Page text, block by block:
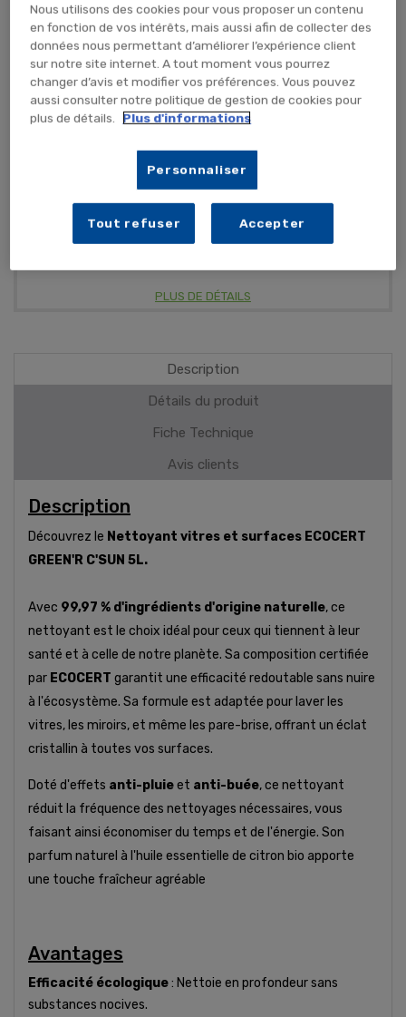
TEMPORAIREMENT EN RUPTURE
ME PRÉVENIR
Effet anti-pluie et anti-buée
Vitres et surfaces
Test produit Nettoyant C'SUN
PLUS DE DÉTAILS
Description
Détails du produit
Fiche Technique
Avis clients
Description
Découvrez le Nettoyant vitres et surfaces ECOCERT
GREEN'R C'SUN 5L.
Avec 99,97 % d'ingrédients d'origine naturelle, ce
nettoyant est le choix idéal pour ceux qui tiennent à leur
santé et à celle de notre planète. Sa composition certifiée
par ECOCERT garantit une efficacité redoutable sans nuire
à l'écosystème. Sa formule est adaptée pour laver les
vitres, les miroirs, et même les pare-brise, offrant un éclat
cristallin à toutes vos surfaces.
Doté d'effets anti-pluieet anti-buée, ce nettoyant
réduit la fréquence des nettoyages nécessaires, vous
faisant ainsi économiser du temps et de l'énergie. Son
parfum naturel à l'huile essentielle de citron bio apporte
une touche fraîcheur agréable
Avantages
Efficacité écologique: Nettoie en profondeur sans
substances nocives.
Nous utilisons des cookies pour vous proposer un contenu
en fonction de vos intérêts, mais aussi afin de collecter des
données nous permettant d’améliorer l’expérience client
sur notre site internet. A tout moment vous pourrez
changer d’avis et modifier vos préférences. Vous pouvez
aussi consulter notre politique de gestion de cookies pour
plus de détails.
Plus d'informations
Personnaliser
Tout refuser Accepter